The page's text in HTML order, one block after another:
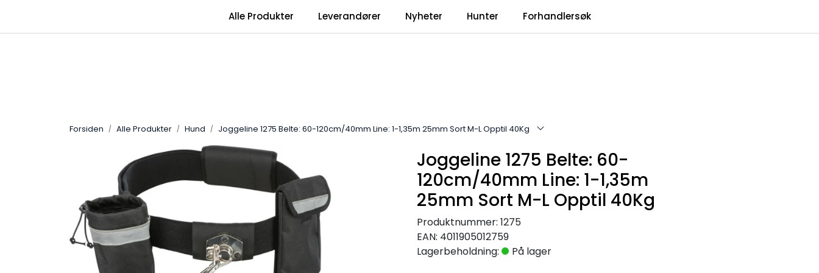
Infosenter
Alle Produkter Leverandører Nyheter Hunter Forhandlersøk
Forsiden Alle Produkter Hund Joggeline 1275 Belte: 60-120cm/40mm Line: 1-1,35m 25mm Sort M-L Opptil 40Kg
Joggeline 1275 Belte: 60-
120cm/40mm Line: 1-1,35m
25mm Sort M-L Opptil 40Kg
Produktnummer: 1275
EAN: 4011905012759
Lagerbeholdning:
På lager